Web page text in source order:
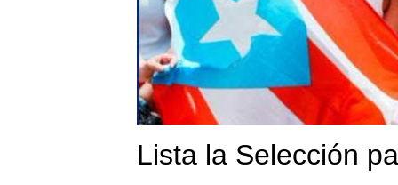
Lista la Selección